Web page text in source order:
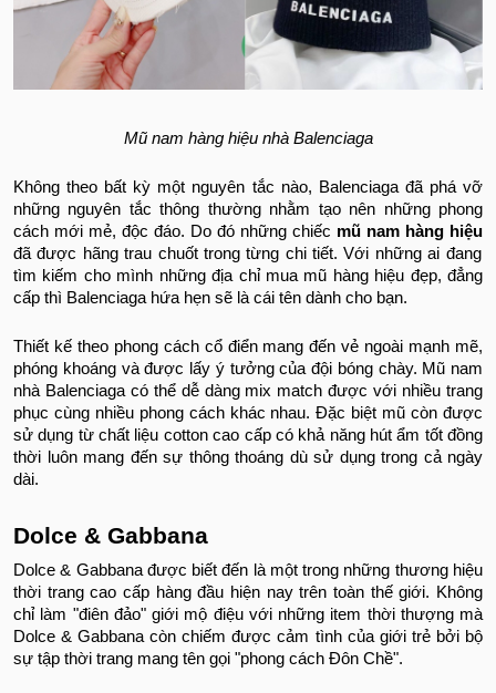
Mũ nam hàng hiệu nhà Balenciaga
Không theo bất kỳ một nguyên tắc nào, Balenciaga đã phá vỡ
những nguyên tắc thông thường nhằm tạo nên những phong
cách mới mẻ, độc đáo. Do đó những chiếc mũ nam hàng hiệu
đã được hãng trau chuốt trong từng chi tiết. Với những ai đang
tìm kiếm cho mình những địa chỉ mua mũ hàng hiệu đẹp, đẳng
cấp thì Balenciaga hứa hẹn sẽ là cái tên dành cho bạn.
Thiết kế theo phong cách cổ điển mang đến vẻ ngoài mạnh mẽ,
phóng khoáng và được lấy ý tưởng của đội bóng chày. Mũ nam
nhà Balenciaga có thể dễ dàng mix match được với nhiều trang
phục cùng nhiều phong cách khác nhau. Đặc biệt mũ còn được
sử dụng từ chất liệu cotton cao cấp có khả năng hút ẩm tốt đồng
thời luôn mang đến sự thông thoáng dù sử dụng trong cả ngày
dài.
Dolce & Gabbana
Dolce & Gabbana được biết đến là một trong những thương hiệu
thời trang cao cấp hàng đầu hiện nay trên toàn thế giới. Không
chỉ làm "điên đảo" giới mộ điệu với những item thời thượng mà
Dolce & Gabbana còn chiếm được cảm tình của giới trẻ bởi bộ
sự tập thời trang mang tên gọi "phong cách Đôn Chề".